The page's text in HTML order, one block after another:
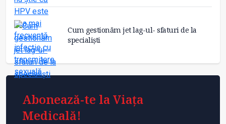
Cum gestionăm jet lag-ul- sfaturi de la
specialiști
Abonează-te la Viața
Medicală!